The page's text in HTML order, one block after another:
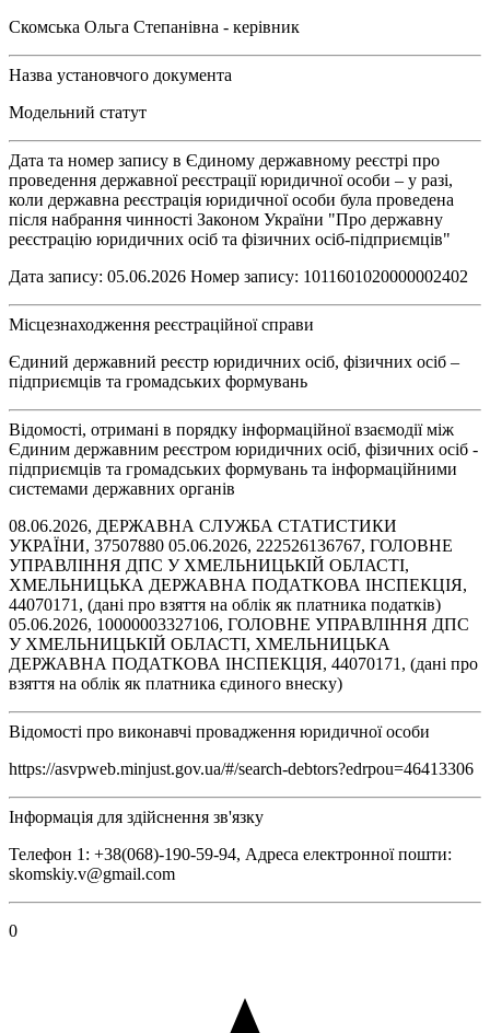
Скомська Ольга Степанівна - керівник
Назва установчого документа
Модельний статут
Дата та номер запису в Єдиному державному реєстрі про
проведення державної реєстрації юридичної особи – у разі,
коли державна реєстрація юридичної особи була проведена
після набрання чинності Законом України "Про державну
реєстрацію юридичних осіб та фізичних осіб-підприємців"
Дата запису: 05.06.2026 Номер запису: 1011601020000002402
Місцезнаходження реєстраційної справи
Єдиний державний реєстр юридичних осіб, фізичних осіб –
підприємців та громадських формувань
Відомості, отримані в порядку інформаційної взаємодії між
Єдиним державним реєстром юридичних осіб, фізичних осіб -
підприємців та громадських формувань та інформаційними
системами державних органів
08.06.2026, ДЕРЖАВНА СЛУЖБА СТАТИСТИКИ
УКРАЇНИ, 37507880 05.06.2026, 222526136767, ГОЛОВНЕ
УПРАВЛІННЯ ДПС У ХМЕЛЬНИЦЬКІЙ ОБЛАСТІ,
ХМЕЛЬНИЦЬКА ДЕРЖАВНА ПОДАТКОВА ІНСПЕКЦІЯ,
44070171, (дані про взяття на облік як платника податків)
05.06.2026, 10000003327106, ГОЛОВНЕ УПРАВЛІННЯ ДПС
У ХМЕЛЬНИЦЬКІЙ ОБЛАСТІ, ХМЕЛЬНИЦЬКА
ДЕРЖАВНА ПОДАТКОВА ІНСПЕКЦІЯ, 44070171, (дані про
взяття на облік як платника єдиного внеску)
Відомості про виконавчі провадження юридичної особи
https://asvpweb.minjust.gov.ua/#/search-debtors?edrpou=46413306
Інформація для здійснення зв'язку
Телефон 1: +38(068)-190-59-94, Адреса електронної пошти:
skomskiy.v@gmail.com
0